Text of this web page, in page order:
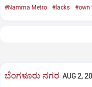
#Namma Metro #lacks #own
ಬೆಂಗಳೂರು ನಗರ AUG 2,